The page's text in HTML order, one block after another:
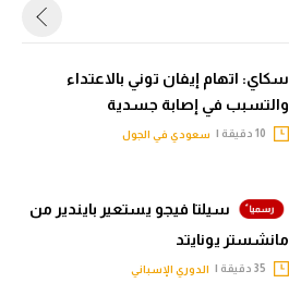
سكاي: اتهام إيفان توني بالاعتداء
والتسبب في إصابة جسدية
سعودي في الجول
سيلتا فيجو يستعير بايندير من
مانشستر يونايتد
الدوري الإسباني